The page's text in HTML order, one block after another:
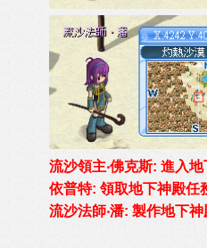
流沙領主‧佛克斯: 進入
依普特: 領取地下神殿任
流沙法師‧潘: 製作地下